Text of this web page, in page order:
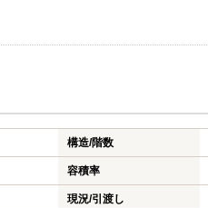
構造/階数
容積率
現況/引渡し